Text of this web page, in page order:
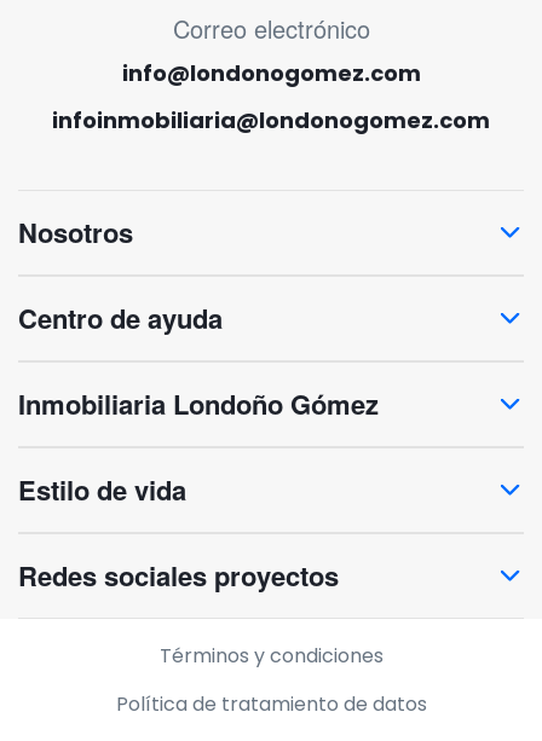
MENÚ CORREO ELECTRÓNICO
Correo electrónico
info@londonogomez.com
infoinmobiliaria@londonogomez.com
Nosotros
Centro de ayuda
Inmobiliaria Londoño Gómez
Estilo de vida
Redes sociales proyectos
Información legal
Términos y condiciones
Política de tratamiento de datos